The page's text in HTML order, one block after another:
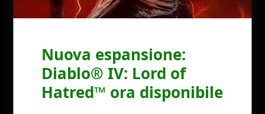
Nuova espansione:
Diablo® IV: Lord of
Hatred™ ora disponibile